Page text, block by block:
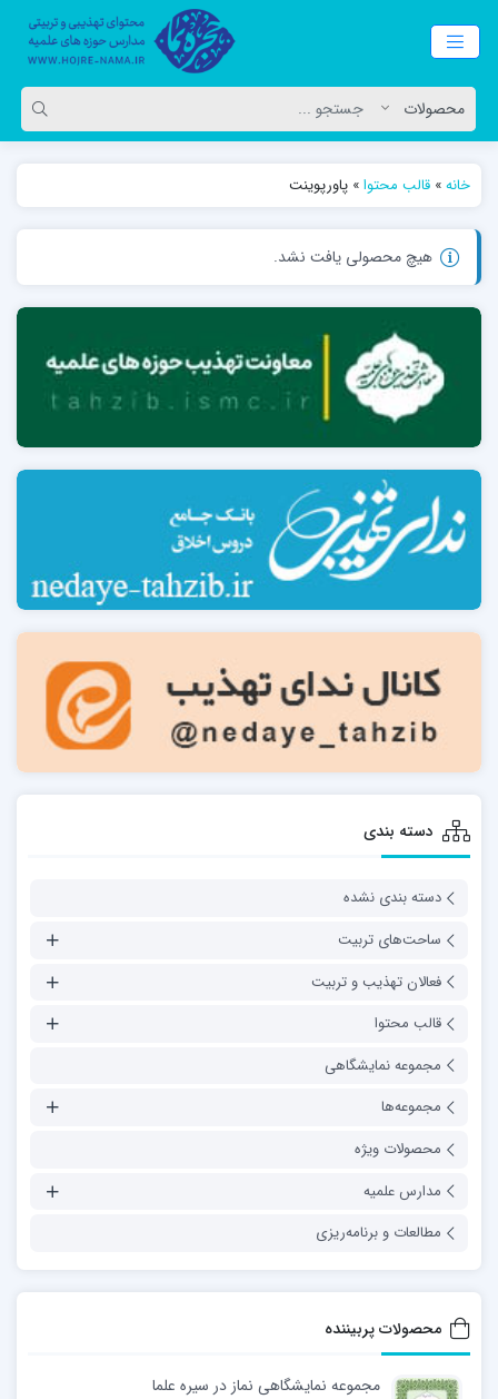
خانه» قالب محتوا» پاورپوینت
هیچ محصولی یافت نشد.
دسته بندی
دسته بندی نشده
ساحت‌های تربیت
فعالان تهذیب و تربیت
قالب محتوا
مجموعه نمایشگاهی
مجموعه‌ها
محصولات ویژه
مدارس علمیه
مطالعات و برنامه‌ریزی
محصولات پربیننده
مجموعه نمایشگاهی نماز در سیره علما